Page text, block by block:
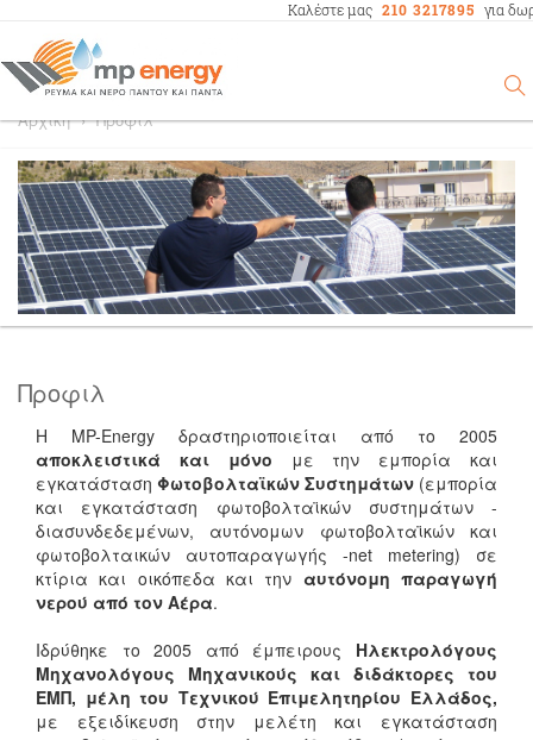
Καλέστε μας 210 3217895 για
Αρχική › Προφιλ
Προφιλ
Η MP-Energy δραστηριοποιείται από το 2005
αποκλειστικά και μόνο με την εμπορία και
εγκατάσταση Φωτοβολταϊκών Συστημάτων (εμπορία
και εγκατάσταση φωτοβολταϊκών συστημάτων -
διασυνδεδεμένων, αυτόνομων φωτοβολταϊκών και
φωτοβολταικών αυτοπαραγωγής -net metering) σε
κτίρια και οικόπεδα και την αυτόνομη παραγωγή
νερού από τον Αέρα.
Ιδρύθηκε το 2005 από έμπειρους Ηλεκτρολόγους
Μηχανολόγους Μηχανικούς και διδάκτορες του
ΕΜΠ, μέλη του Τεχνικού Επιμελητηρίου Ελλάδος,
με εξειδίκευση στην μελέτη και εγκατάσταση